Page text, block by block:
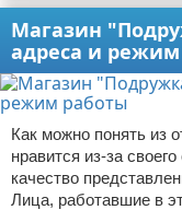
Магазин
адреса и
Как можно понять из
нравится из-за
качество
Лица, работавшие в